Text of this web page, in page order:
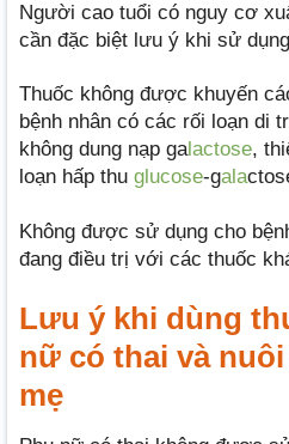
Người cao tuổi có nguy cơ
cần đặc biệt lưu ý khi sử
Thuốc không được khuyến
bệnh nhân có các rối loạn di
không dung nạp galactose,
loạn hấp thu glucose-gala
Không được sử dụng cho
đang điều trị với các thuốc
Lưu ý khi dùng
nữ có thai và
mẹ